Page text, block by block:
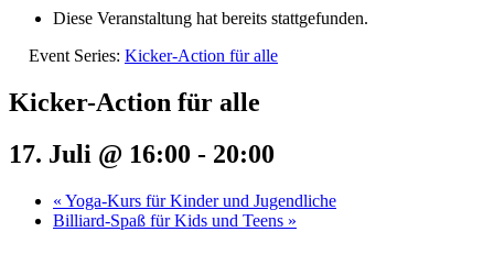
Diese Veranstaltung hat bereits stattgefunden.
Event Series: Kicker-Action für alle
Kicker-Action für alle
17. Juli @ 16:00 - 20:00
« Yoga-Kurs für Kinder und Jugendliche
Billiard-Spaß für Kids und Teens »